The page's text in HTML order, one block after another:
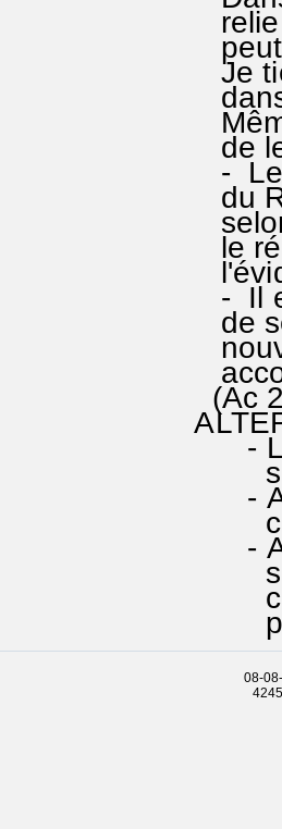
relie
peut
Je
dans
de
- Le
du
selon
le
- Il en
de
(Ac
- La
- A /
- A +
par la
08-